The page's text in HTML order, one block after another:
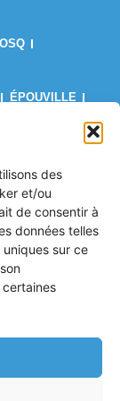
des
et/ou
de consentir à
données telles
sur ce
ÉPOUVILLE
HAVRE
LISIEUX
VICOMTE
SUR MER